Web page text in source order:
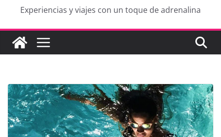
Experiencias y viajes con un toque de adrenalina